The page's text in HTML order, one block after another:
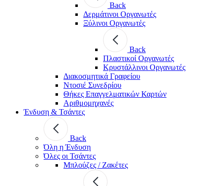
Back
Δερμάτινοι Οργανωτές
Ξύλινοι Οργανωτές
Back
Πλαστικοί Οργανωτές
Κρυστάλλινοι Οργανωτές
Διακοσμητικά Γραφείου
Ντοσιέ Συνεδρίου
Θήκες Επαγγελματικών Καρτών
Αριθμομηχανές
Ένδυση & Τσάντες
Back
Όλη η Ένδυση
Όλες οι Τσάντες
Μπλούζες / Ζακέτες